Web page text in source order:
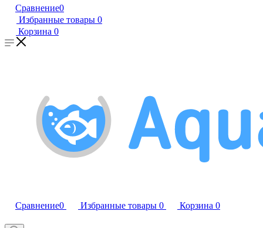
Сравнение0
Избранные товары 0
Корзина 0
Сравнение0 Избранные товары 0 Корзина 0